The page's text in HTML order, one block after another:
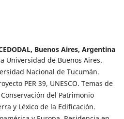
Buenos Aires, Argentina
Universidad de Buenos Aires.
Nacional de Tucumán.
PER 39, UNESCO. Temas de
del Patrimonio
y Léxico de la Edificación.